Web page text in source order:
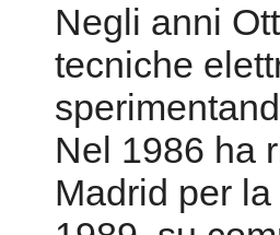
Negli anni
tecniche
Nel 1986 ha
Madrid per